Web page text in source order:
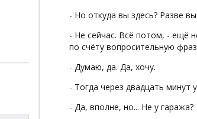
- Но откуда вы здесь? Разве
- Не сейчас. Всё потом, - ещё
по счёту вопросительную
- Думаю, да. Да, хочу.
- Тогда через двадцать минут
- Да, вполне, но... Не у гаража?